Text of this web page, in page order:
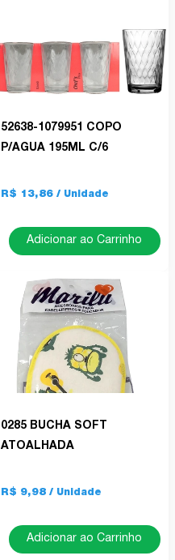
52638-1079951 COPO
P/AGUA 195ML C/6
R$ 13,86
Adicionar ao Carrinho
0285 BUCHA SOFT
ATOALHADA
R$ 9,98
Adicionar ao Carrinho